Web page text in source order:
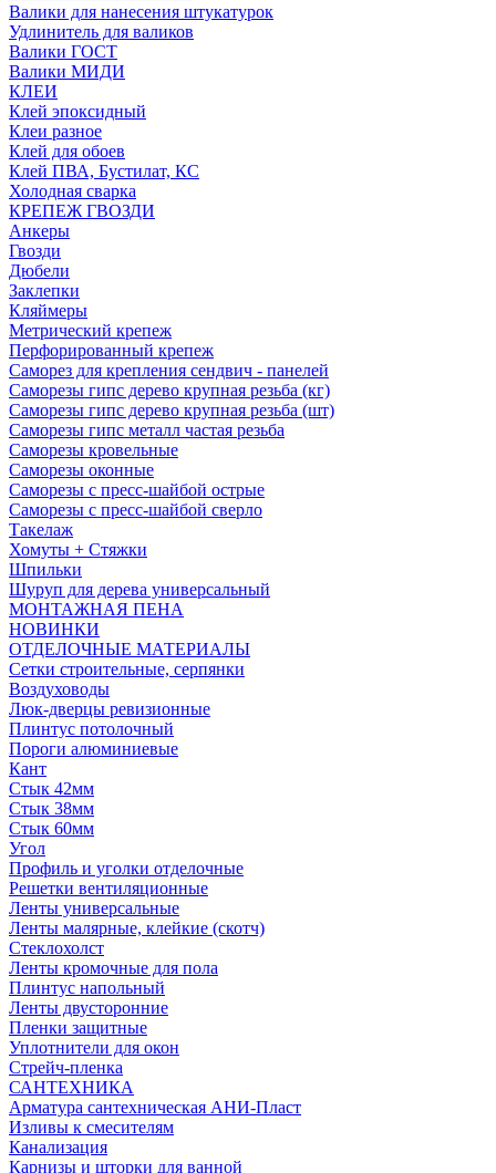
Валики для нанесения штукатурок
Удлинитель для валиков
Валики ГОСТ
Валики МИДИ
КЛЕИ
Клей эпоксидный
Клеи разное
Клей для обоев
Клей ПВА, Бустилат, КС
Холодная сварка
КРЕПЕЖ ГВОЗДИ
Анкеры
Гвозди
Дюбели
Заклепки
Кляймеры
Метрический крепеж
Перфорированный крепеж
Саморез для крепления сендвич - панелей
Саморезы гипс дерево крупная резьба (кг)
Саморезы гипс дерево крупная резьба (шт)
Саморезы гипс металл частая резьба
Саморезы кровельные
Саморезы оконные
Саморезы с пресс-шайбой острые
Саморезы с пресс-шайбой сверло
Такелаж
Хомуты + Стяжки
Шпильки
Шуруп для дерева универсальный
МОНТАЖНАЯ ПЕНА
НОВИНКИ
ОТДЕЛОЧНЫЕ МАТЕРИАЛЫ
Сетки строительные, серпянки
Воздуховоды
Люк-дверцы ревизионные
Плинтус потолочный
Пороги алюминиевые
Кант
Стык 42мм
Стык 38мм
Стык 60мм
Угол
Профиль и уголки отделочные
Решетки вентиляционные
Ленты универсальные
Ленты малярные, клейкие (скотч)
Стеклохолст
Ленты кромочные для пола
Плинтус напольный
Ленты двусторонние
Пленки защитные
Уплотнители для окон
Стрейч-пленка
САНТЕХНИКА
Арматура сантехническая АНИ-Пласт
Изливы к смесителям
Канализация
Карнизы и шторки для ванной